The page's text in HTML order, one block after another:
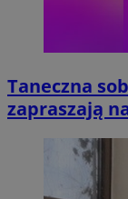
Taneczna
zapraszają